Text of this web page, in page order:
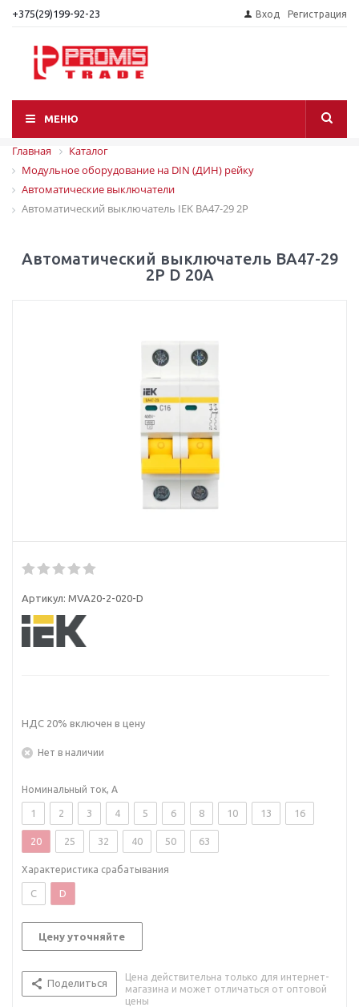
+375(29)199-92-23 Вход Регистрация
МЕНЮ
Главная
Каталог
Модульное оборудование на DIN (ДИН) рейку
Автоматические выключатели
Автоматический выключатель IEK ВА47-29 2P
Автоматический выключатель ВА47-29
2P D 20А
Артикул: MVA20-2-020-D
НДС 20% включен в цену
Нет в наличии
Номинальный ток, А
1 2 3 4 5 6 8 10 13 16
20 25 32 40 50 63
Характеристика срабатывания
C D
Цену уточняйте
Поделиться
Цена действительна только для интернет-
магазина и может отличаться от оптовой
цены